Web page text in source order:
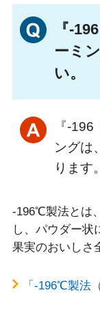
『-
ーミ
い。
『-
ングは
ります。
-196℃製法とは
し、パウダー状
果実のおいしさ
「-196℃製法